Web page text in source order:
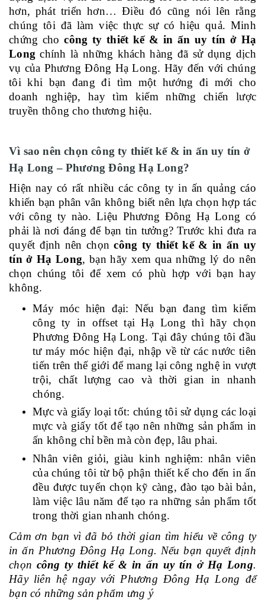
hơn, phát triển hơn… Điều đó cũng nói lên rằng
chúng tôi đã làm việc thực sự có hiệu quả. Minh
chứng chocông ty thiết kế & in ấn uy tín ở Hạ
Long chính là những khách hàng đã sử dụng dịch
vụ của Phương Đông Hạ Long. Hãy đến với chúng
tôi khi bạn đang đi tìm một hướng đi mới cho
doanh nghiệp, hay tìm kiếm những chiến lược
truyền thông cho thương hiệu.
Vì sao nên chọn công ty thiết kế & in ấn uy tín ở
Hạ Long – Phương Đông Hạ Long?
Hiện nay có rất nhiều các công ty in ấn quảng cáo
khiến bạn phân vân không biết nên lựa chọn hợp tác
với công ty nào. Liệu Phương Đông Hạ Long có
phải là nơi đáng để bạn tin tưởng? Trước khi đưa ra
quyết định nên chọncông ty thiết kế & in ấn uy
tín ở Hạ Long, bạn hãy xem qua những lý do nên
chọn chúng tôi để xem có phù hợp với bạn hay
không.
Máy móc hiện đại: Nếu bạn đang tìm kiếm
công ty in offset tại Hạ Long thì hãy chọn
Phương Đông Hạ Long. Tại đây chúng tôi đầu
tư máy móc hiện đại, nhập về từ các nước tiên
tiến trên thế giới để mang lại công nghệ in vượt
trội, chất lượng cao và thời gian in nhanh
chóng.
Mực và giấy loại tốt: chúng tôi sử dụng các loại
mực và giấy tốt để tạo nên những sản phẩm in
ấn không chỉ bền mà còn đẹp, lâu phai.
Nhân viên giỏi, giàu kinh nghiệm: nhân viên
của chúng tôi từ bộ phận thiết kế cho đến in ấn
đều được tuyển chọn kỹ càng, đào tạo bài bản,
làm việc lâu năm để tạo ra những sản phẩm tốt
trong thời gian nhanh chóng.
Cảm ơn bạn vì đã bỏ thời gian tìm hiểu về công ty
in ấn Phương Đông Hạ Long. Nếu bạn quyết định
chọn công ty thiết kế & in ấn uy tín ở Hạ Long.
Hãy liên hệ ngay với Phương Đông Hạ Long để
bạn có những sản phẩm ưng ý